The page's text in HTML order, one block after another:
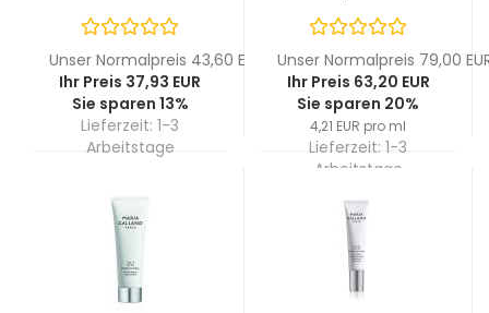
Unser Normalpreis 43,60 EUR
Ihr Preis 37,93 EUR
Sie sparen 13%
Lieferzeit: 1-3
Arbeitstage
Unser Normalpreis 79,00
Ihr Preis 63,20 EUR
Sie sparen 20%
4,21 EUR pro ml
Lieferzeit: 1-3
Arbeitstage